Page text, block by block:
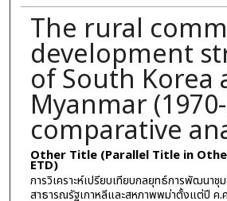
The rural
development
of South Korea
Myanmar
comparative
Other Title (Parallel Title in
ETD)
การวิเคราะห์เปรียบเทียบกลยุทธ์การพัฒนาชุ
สาธารณรัฐเกาหลีและสหภาพพม่าตั้งแต่ปี ค.